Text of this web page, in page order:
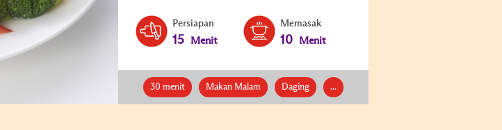
Persiapan
15 Menit
Memasak
10 Menit
30 menit Makan Malam Daging ...